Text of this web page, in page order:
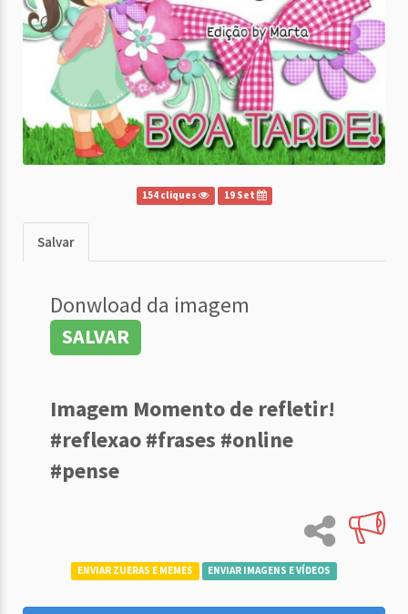
154 cliques 19 Set
Salvar
Donwload da imagem
SALVAR
Imagem Momento de refletir!
#reflexao #frases #online
#pense
ENVIAR ZUERAS E MEMES ENVIAR IMAGENS E VÍDEOS